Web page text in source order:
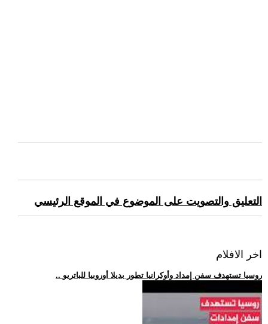
التعليق والتصويت على الموضوع في الموقع الرئيسي
اخر الافلام
.. روسيا تستهدف سفن إمداد وأوكرانيا تطور بديلا أوروبيا للباتريو